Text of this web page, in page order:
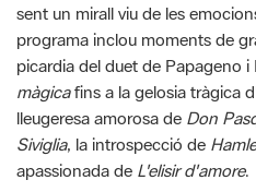
màgica fins a la gelosia tràgica
lleugeresa amorosa deDon
Siviglia, la introspecció de
apassionada deL'elisir d'amore .
El concert és gratuït i obert a
consulteu el
web d'Òpera als